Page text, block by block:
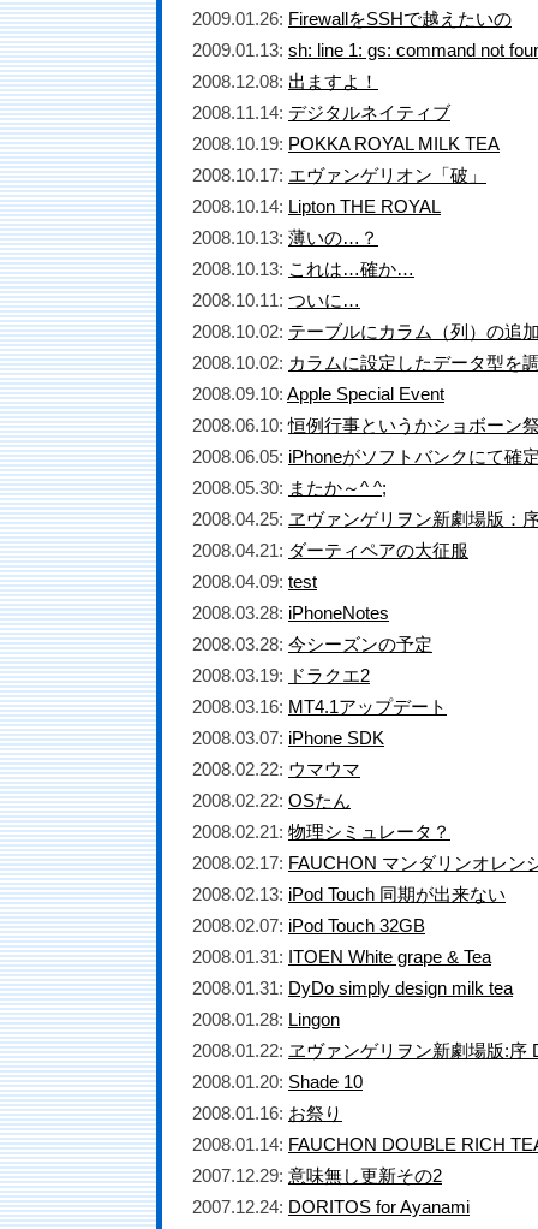
2009.01.26: FirewallをSSHで越えたいの
2009.01.13: sh: line 1: gs: command not
2008.12.08: 出ますよ！
2008.11.14: デジタルネイティブ
2008.10.19: POKKA ROYAL MILK TEA
2008.10.17: エヴァンゲリオン「破」
2008.10.14: Lipton THE ROYAL
2008.10.13: 薄いの…？
2008.10.13: これは…確か…
2008.10.11: ついに…
2008.10.02: テーブルにカラム（列）の追
2008.10.02: カラムに設定したデータ型を
2008.09.10: Apple Special Event
2008.06.10:恒例行事というかショボーン
2008.06.05: iPhoneがソフトバンクにて確
2008.05.30: またか～^ ^;
2008.04.25: ヱヴァンゲリヲン新劇場版：
2008.04.21: ダーティペアの大征服
2008.04.09: test
2008.03.28: iPhoneNotes
2008.03.28: 今シーズンの予定
2008.03.19: ドラクエ2
2008.03.16: MT4.1アップデート
2008.03.07: iPhone SDK
2008.02.22: ウマウマ
2008.02.22: OSたん
2008.02.21: 物理シミュレータ？
2008.02.17: FAUCHON マンダリンオレン
2008.02.13: iPod Touch 同期が出来ない
2008.02.07: iPod Touch 32GB
2008.01.31: ITOEN White grape & Tea
2008.01.31: DyDo simply design milk tea
2008.01.28: Lingon
2008.01.22: ヱヴァンゲリヲン新劇場版:序
2008.01.20: Shade 10
2008.01.16: お祭り
2008.01.14: FAUCHON DOUBLE RICH
2007.12.29: 意味無し更新その2
2007.12.24: DORITOS for Ayanami